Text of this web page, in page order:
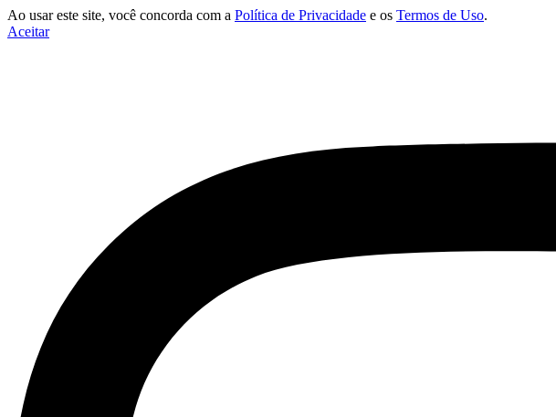
Ao usar este site, você concorda com a Política de Privacidade e os Termos de Uso.
Aceitar